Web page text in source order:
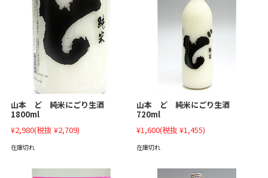
山本 ど 純米にごり生酒
1800ml
¥2,980(税抜 ¥2,709)
在庫切れ
山本 ど 純米にごり生酒
720ml
¥1,600(税抜 ¥1,455)
在庫切れ